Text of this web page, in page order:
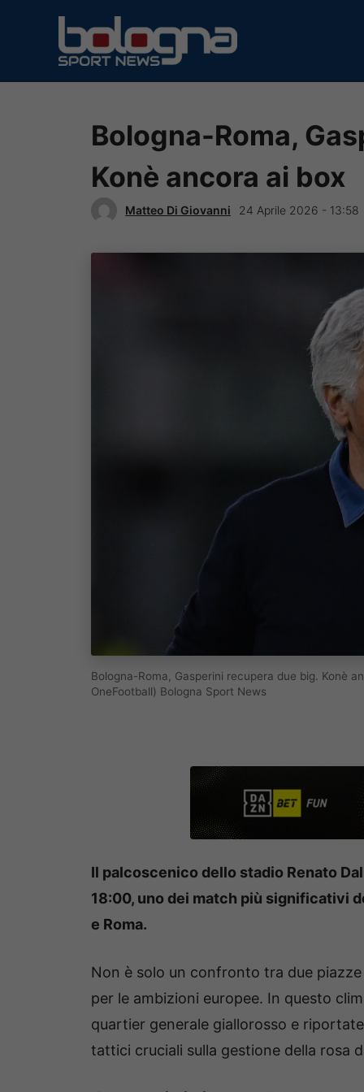
contenuto
Bologna-Roma,
Konè ancora ai box
Matteo Di Giovanni 24 Aprile 2026 - 13:58
Bologna-Roma, Gasperini recupera due big. Konè
OneFootball) Bologna Sport News
Il palcoscenico dello stadio Renato
18:00, uno dei match più significativi
e Roma.
Non è solo un confronto tra due
per le ambizioni europee. In questo
quartier generale giallorosso e
tattici cruciali sulla gestione della rosa